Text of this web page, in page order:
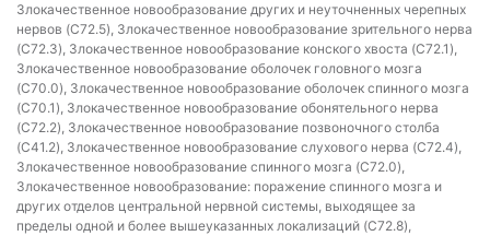
Злокачественное новообразование других и неуточненных черепных
нервов (C72.5), Злокачественное новообразование зрительного нерва
(C72.3), Злокачественное новообразование конского хвоста (C72.1),
Злокачественное новообразование оболочек головного мозга
(C70.0), Злокачественное новообразование оболочек спинного мозга
(C70.1), Злокачественное новообразование обонятельного нерва
(C72.2), Злокачественное новообразование позвоночного столба
(C41.2), Злокачественное новообразование слухового нерва (C72.4),
Злокачественное новообразование спинного мозга (C72.0),
Злокачественное новообразование: поражение спинного мозга и
других отделов центральной нервной системы, выходящее за
пределы одной и более вышеуказанных локализаций (C72.8),